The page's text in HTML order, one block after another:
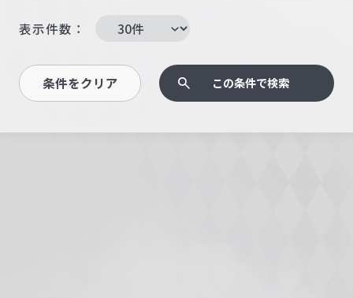
表示件数：
条件をクリア この条件で検索